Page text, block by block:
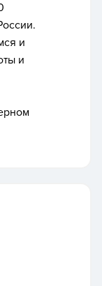
.
и
и